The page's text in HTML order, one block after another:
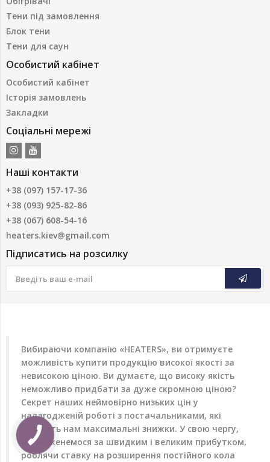
Тени під замовлення
Блок тени
Тени для саун
Особистий кабінет
Особистий кабінет
Історія замовлень
Закладки
Соціальні мережі
Наші контакти
+38 (097) 157-17-36
+38 (093) 925-82-86
+38 (067) 608-54-16
heaters.kiev@gmail.com
Підписатись на розсилку
Вибираючи компанію «HEATERS», ви отримуєте
можливість купити продукцію високої якості за
невисокою ціною. Ви думаєте, що високу якість
неможливо придбати за дуже скромною ціною?
Секрет наших неймовірно низьких цін у
налагодженій роботі з постачальниками, які
надають нам максимальні знижки. У свою чергу,
ми не женемося за швидким і великим прибутком,
роблячи ставку на розширення постійного кола